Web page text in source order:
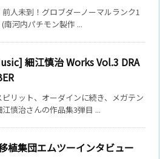
前人未到！グロブダーノーマルランク1
南河内パチモン製作 ...
細江慎治 Works Vol.3 DRA
ピリット、オーダインに続き、メガテン
慎治さんの作品集3弾目 ...
植集団エムツーインタビュー